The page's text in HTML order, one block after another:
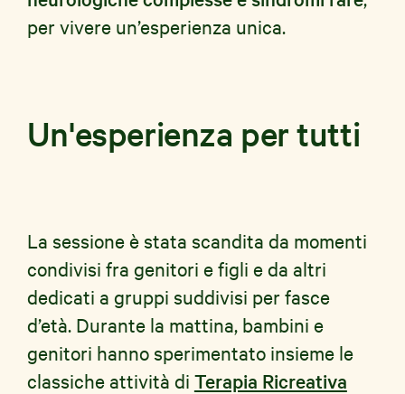
per vivere un’esperienza unica.
Un'esperienza per tutti
La sessione è stata scandita da momenti
condivisi fra genitori e figli e da altri
dedicati a gruppi suddivisi per fasce
d’età. Durante la mattina, bambini e
genitori hanno sperimentato insieme le
classiche attività di Terapia Ricreativa